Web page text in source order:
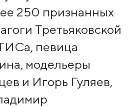
250 признанных
Третьяковской
певица
модельеры
и Игорь Гуляев,